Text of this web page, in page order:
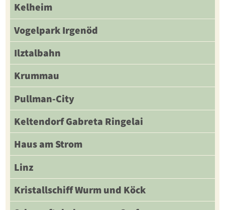
Kelheim
Vogelpark Irgenöd
Ilztalbahn
Krummau
Pullman-City
Keltendorf Gabreta Ringelai
Haus am Strom
Linz
Kristallschiff Wurm und Köck